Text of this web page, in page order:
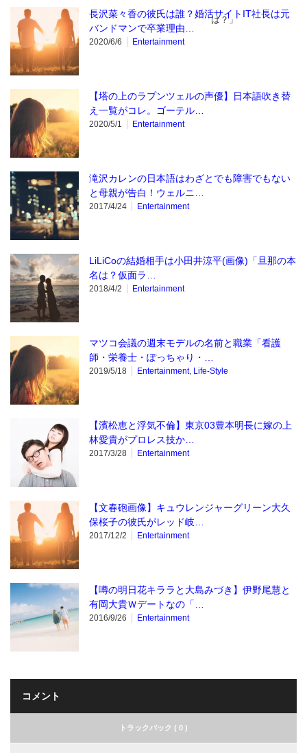
は？」
長沢菜々香の彼氏は誰？婚活サイトIT社長は元
バンドマンで卒業理由…
2020/6/6 Entertainment
【塔の上のラプンツェルの声優】日本語吹き替
え一覧がコレ。ゴーテル…
2020/5/1 Entertainment
滝沢カレンの日本語はわざとでも障害でもない
と母親が告白！ウェルニ…
2017/4/24 Entertainment
LiLiCoの結婚相手は小田井涼平(画像)「旦那の本
名は？仮面ラ…
2018/4/2 Entertainment
マツコ会議の週末モデルの名前と職業「看護
師・栄養士・ぽっちゃり・…
2019/5/18 Entertainment, Life‐Style
【濱松恵と浮気不倫】東京03豊本明長に嫁の上
林愛貴がプロレス技か…
2017/3/28 Entertainment
【文春砲画像】キュウレンジャーグリーン大久
保桜子の彼氏がレッド岐…
2017/12/2 Entertainment
【噂の明日花キララと大島みづき】伊野尾慧と
有岡大貴Ｗデートなの「…
2016/9/26 Entertainment
コメント
トラックバック ( 0 )